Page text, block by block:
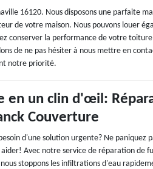
16120. Nous disposons une parfaite
de votre maison. Nous pouvons louer
conserver la performance de votre
de ne pas hésiter à nous mettre en
notre priorité.
en un clin d'œil:
Couverture
d'une solution urgente? Ne paniquez
Avec notre service de réparation de
stoppons les infiltrations d'eau